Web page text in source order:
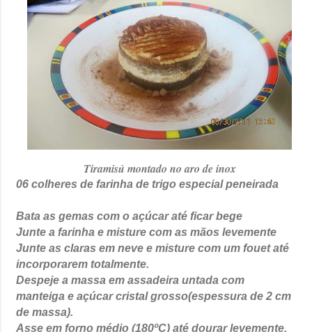
Tiramisú montado no aro de inox
06 colheres de farinha de trigo especial peneirada
Bata as gemas com o açúcar até ficar bege
Junte a farinha e misture com as mãos levemente
Junte as claras em neve e misture com um fouet até
incorporarem totalmente.
Despeje a massa em assadeira untada com
manteiga e açúcar cristal grosso(espessura de 2 cm
de massa).
Asse em forno médio (180ºC) até dourar levemente.